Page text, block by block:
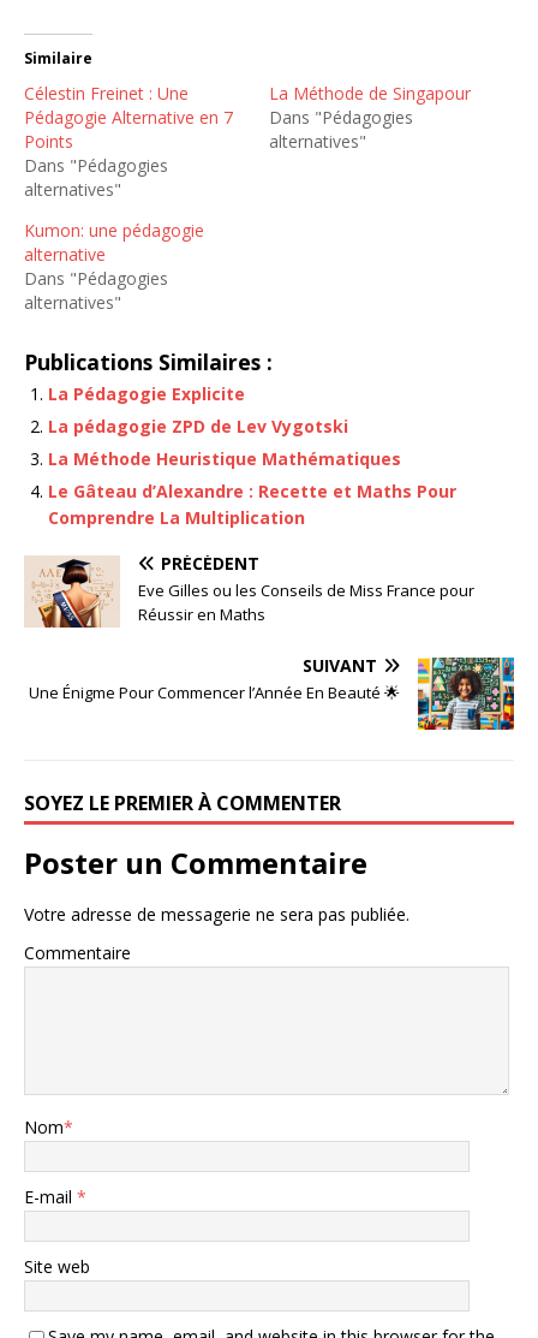
Similaire
Célestin Freinet : Une
Pédagogie Alternative en 7
Points
Dans "Pédagogies
alternatives"
La Méthode de Singapour
Dans "Pédagogies
alternatives"
Kumon: une pédagogie
alternative
Dans "Pédagogies
alternatives"
Publications Similaires :
La Pédagogie Explicite
La pédagogie ZPD de Lev Vygotski
La Méthode Heuristique Mathématiques
Le Gâteau d’Alexandre : Recette et Maths Pour
Comprendre La Multiplication
PRÉCÉDENT
Eve Gilles ou les Conseils de Miss France pour
Réussir en Maths
SUIVANT
Une Énigme Pour Commencer l’Année En Beauté 🌟
SOYEZ LE PREMIER À COMMENTER
Poster un Commentaire
Votre adresse de messagerie ne sera pas publiée.
Commentaire
Nom*
E-mail *
Site web